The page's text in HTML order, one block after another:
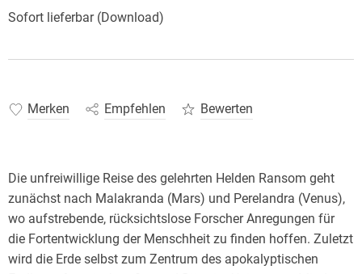
Sofort lieferbar (Download)
Merken Empfehlen Bewerten
Die unfreiwillige Reise des gelehrten Helden Ransom geht
zunächst nach Malakranda (Mars) und Perelandra (Venus),
wo aufstrebende, rücksichtslose Forscher Anregungen für
die Fortentwicklung der Menschheit zu finden hoffen. Zuletzt
wird die Erde selbst zum Zentrum des apokalyptischen